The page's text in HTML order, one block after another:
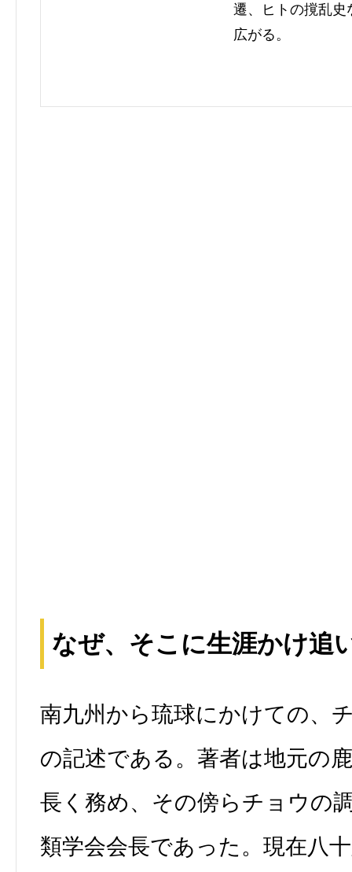
遷、ヒトの撹乱史
広がる。
なぜ、そこに生涯かけ追
南九州から琉球にかけての、
の記述である。著者は地元の
長く務め、その傍らチョウの
類学会会長であった。現在八